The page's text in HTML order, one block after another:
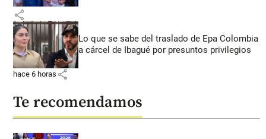
share
Lo que se sabe del traslado de Epa Colombia
a cárcel de Ibagué por presuntos privilegios
hace 6 horas share
Te recomendamos